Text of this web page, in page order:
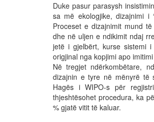
Duke pasur parasysh
sa më ekologjike, dizajnimi i
Proceset e dizajnimit mund
dhe në uljen e ndikimit ndaj
jetë i gjelbërt, kurse sistemi
origjinal nga kopjimi apo
Në tregjet ndërkombëtare,
dizajnin e tyre në mënyrë të
Hagës i WIPO-s për
thjeshtësohet procedura, ka
% gjatë vitit të kaluar.